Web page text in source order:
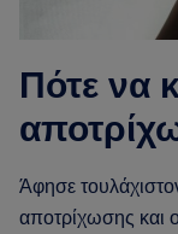
Πότε να
Άφησε
αποτρίχωσης και